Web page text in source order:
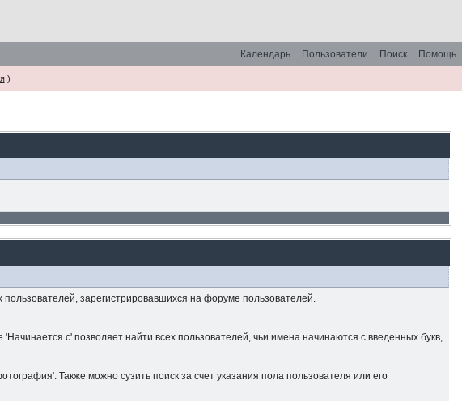
Помощь
Поиск
Пользователи
Календарь
)
зарегистрировавшихся на форуме пользователей.
с' позволяет найти всех пользователей, чьи имена начинаются с введенных букв,
Также можно сузить поиск за счет указания пола пользователя или его